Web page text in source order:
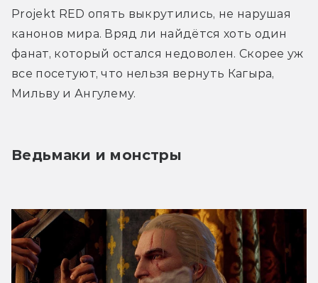
Projekt RED опять выкрутились, не нарушая
канонов мира. Вряд ли найдётся хоть один
фанат, который остался недоволен. Скорее уж
все посетуют, что нельзя вернуть Кагыра,
Мильву и Ангулему.
Ведьмаки и монстры